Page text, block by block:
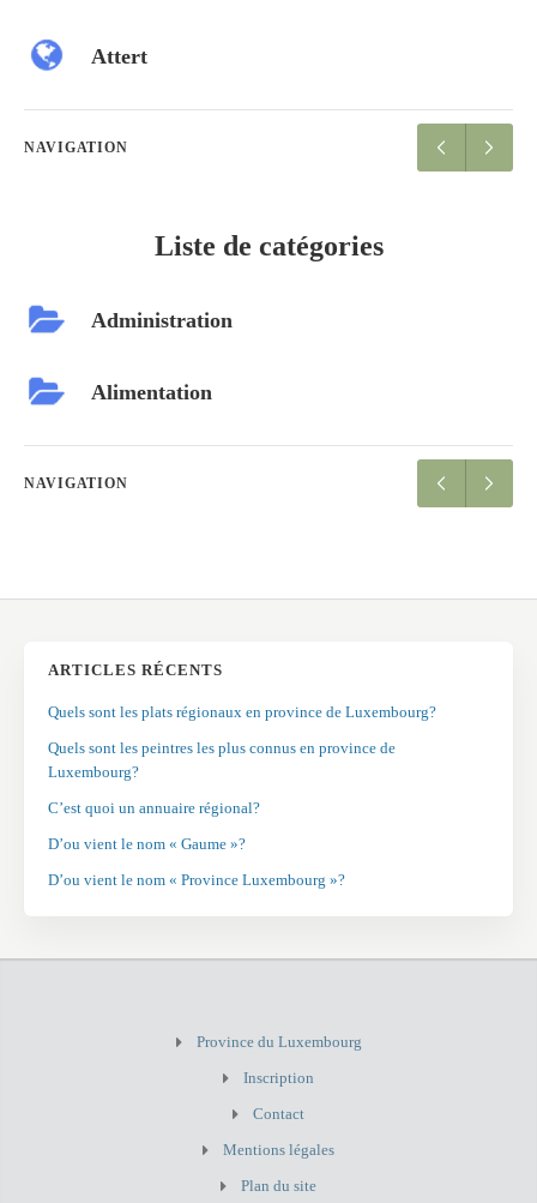
Attert
NAVIGATION
Liste de catégories
Administration
Alimentation
NAVIGATION
ARTICLES RÉCENTS
Quels sont les plats régionaux en province de Luxembourg?
Quels sont les peintres les plus connus en province de
Luxembourg?
C’est quoi un annuaire régional?
D’ou vient le nom « Gaume »?
D’ou vient le nom « Province Luxembourg »?
Province du Luxembourg
Inscription
Contact
Mentions légales
Plan du site